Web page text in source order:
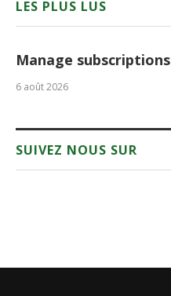
LES PLUS LUS
Manage subscriptions
6 août 2026
SUIVEZ NOUS SUR